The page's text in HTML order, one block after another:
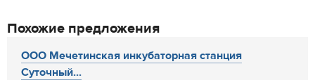
Похожие предложения
ООО Мечетинская инкубаторная станция
Суточный...